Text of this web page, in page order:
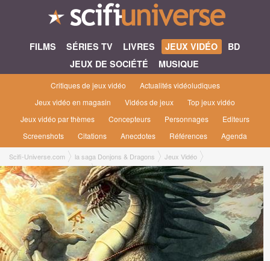
FILMS SÉRIES TV LIVRES JEUX VIDÉO
BD
JEUX DE SOCIÉTÉ
MUSIQUE
Critiques de jeux vidéo
Actualités vidéoludiques
Jeux vidéo en magasin
Vidéos de jeux
Top jeux vidéo
Jeux vidéo par thèmes
Concepteurs Personnages
Editeurs
Screenshots
Citations Anecdotes Références Agenda
Scifi-Universe.com la saga Donjons & Dragons
Jeux Vidéo
Heroes of the Lance [1988]